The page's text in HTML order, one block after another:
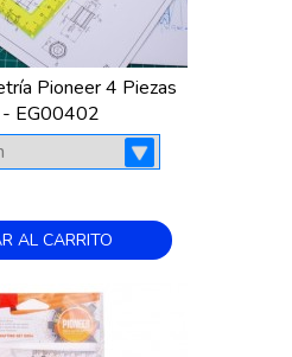
Pioneer 4 Piezas
EG00402
AL CARRITO